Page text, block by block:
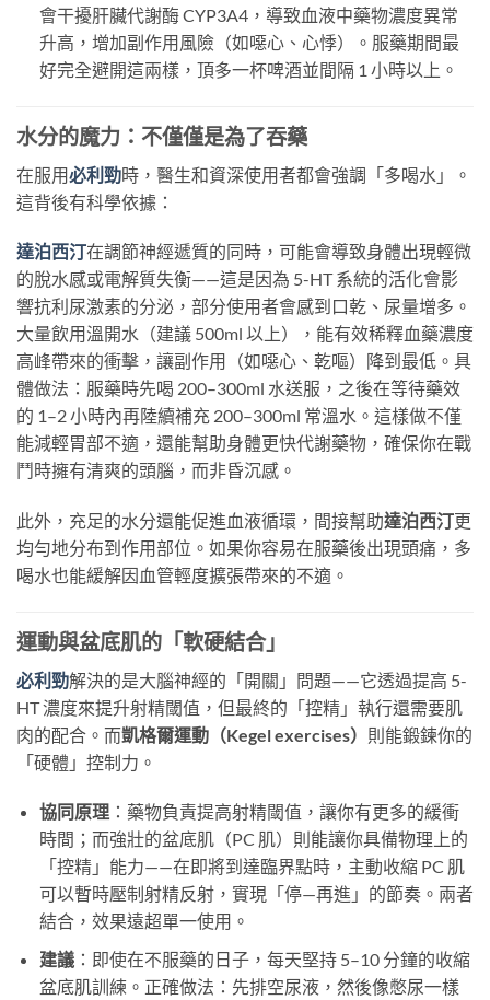
會干擾肝臟代謝酶 CYP3A4，導致血液中藥物濃度異常
升高，增加副作用風險（如噁心、心悸）。服藥期間最
好完全避開這兩樣，頂多一杯啤酒並間隔 1 小時以上。
水分的魔力：不僅僅是為了吞藥
在服用必利勁時，醫生和資深使用者都會強調「多喝水」。
這背後有科學依據：
達泊西汀在調節神經遞質的同時，可能會導致身體出現輕微
的脫水感或電解質失衡——這是因為 5-HT 系統的活化會影
響抗利尿激素的分泌，部分使用者會感到口乾、尿量增多。
大量飲用溫開水（建議 500ml 以上），能有效稀釋血藥濃度
高峰帶來的衝擊，讓副作用（如噁心、乾嘔）降到最低。具
體做法：服藥時先喝 200–300ml 水送服，之後在等待藥效
的 1–2 小時內再陸續補充 200–300ml 常溫水。這樣做不僅
能減輕胃部不適，還能幫助身體更快代謝藥物，確保你在戰
鬥時擁有清爽的頭腦，而非昏沉感。
此外，充足的水分還能促進血液循環，間接幫助達泊西汀更
均勻地分布到作用部位。如果你容易在服藥後出現頭痛，多
喝水也能緩解因血管輕度擴張帶來的不適。
運動與盆底肌的「軟硬結合」
必利勁解決的是大腦神經的「開關」問題——它透過提高 5-
HT 濃度來提升射精閾值，但最終的「控精」執行還需要肌
肉的配合。而凱格爾運動（Kegel exercises） 則能鍛鍊你的
「硬體」控制力。
協同原理：藥物負責提高射精閾值，讓你有更多的緩衝
時間；而強壯的盆底肌（PC 肌）則能讓你具備物理上的
「控精」能力——在即將到達臨界點時，主動收縮 PC 肌
可以暫時壓制射精反射，實現「停—再進」的節奏。兩者
結合，效果遠超單一使用。
建議：即使在不服藥的日子，每天堅持 5–10 分鐘的收縮
盆底肌訓練。正確做法：先排空尿液，然後像憋尿一樣